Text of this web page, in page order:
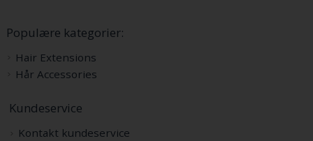
Populære kategorier:
Hair Extensions
Hår Accessories
Kundeservice
Kontakt kundeservice